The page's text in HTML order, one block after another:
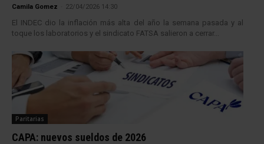
Camila Gomez 22/04/2026 14:30
El INDEC dio la inflación más alta del año la semana pasada y al
toque los laboratorios y el sindicato FATSA salieron a cerrar...
Paritarias
CAPA: nuevos sueldos de 2026